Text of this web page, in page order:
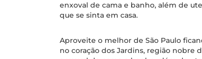
enxoval de cama e banho, além de
que se sinta em casa.
Aproveite o melhor de São Paulo
no coração dos Jardins, região nobre